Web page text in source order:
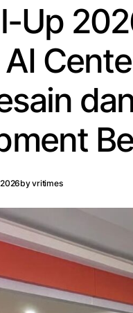
Up
byvritimes